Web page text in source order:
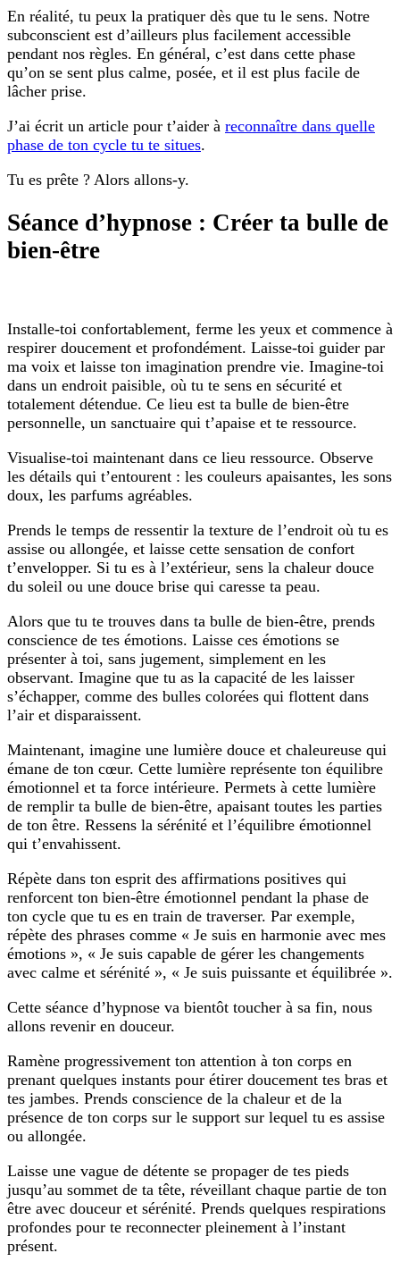
En réalité, tu peux la pratiquer dès que tu le sens. Notre
subconscient est d’ailleurs plus facilement accessible
pendant nos règles. En général, c’est dans cette phase
qu’on se sent plus calme, posée, et il est plus facile de
lâcher prise.
J’ai écrit un article pour t’aider à reconnaître dans quelle
phase de ton cycle tu te situes.
Tu es prête ? Alors allons-y.
Séance d’hypnose : Créer ta bulle de
bien-être
Installe-toi confortablement, ferme les yeux et commence à
respirer doucement et profondément. Laisse-toi guider par
ma voix et laisse ton imagination prendre vie. Imagine-toi
dans un endroit paisible, où tu te sens en sécurité et
totalement détendue. Ce lieu est ta bulle de bien-être
personnelle, un sanctuaire qui t’apaise et te ressource.
Visualise-toi maintenant dans ce lieu ressource. Observe
les détails qui t’entourent : les couleurs apaisantes, les sons
doux, les parfums agréables.
Prends le temps de ressentir la texture de l’endroit où tu es
assise ou allongée, et laisse cette sensation de confort
t’envelopper. Si tu es à l’extérieur, sens la chaleur douce
du soleil ou une douce brise qui caresse ta peau.
Alors que tu te trouves dans ta bulle de bien-être, prends
conscience de tes émotions. Laisse ces émotions se
présenter à toi, sans jugement, simplement en les
observant. Imagine que tu as la capacité de les laisser
s’échapper, comme des bulles colorées qui flottent dans
l’air et disparaissent.
Maintenant, imagine une lumière douce et chaleureuse qui
émane de ton cœur. Cette lumière représente ton équilibre
émotionnel et ta force intérieure. Permets à cette lumière
de remplir ta bulle de bien-être, apaisant toutes les parties
de ton être. Ressens la sérénité et l’équilibre émotionnel
qui t’envahissent.
Répète dans ton esprit des affirmations positives qui
renforcent ton bien-être émotionnel pendant la phase de
ton cycle que tu es en train de traverser. Par exemple,
répète des phrases comme « Je suis en harmonie avec mes
émotions », « Je suis capable de gérer les changements
avec calme et sérénité », « Je suis puissante et équilibrée ».
Cette séance d’hypnose va bientôt toucher à sa fin, nous
allons revenir en douceur.
Ramène progressivement ton attention à ton corps en
prenant quelques instants pour étirer doucement tes bras et
tes jambes. Prends conscience de la chaleur et de la
présence de ton corps sur le support sur lequel tu es assise
ou allongée.
Laisse une vague de détente se propager de tes pieds
jusqu’au sommet de ta tête, réveillant chaque partie de ton
être avec douceur et sérénité. Prends quelques respirations
profondes pour te reconnecter pleinement à l’instant
présent.